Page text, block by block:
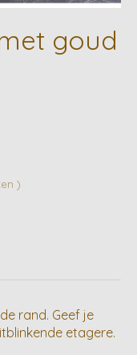
goud
)
rand. Geef je
etagere.